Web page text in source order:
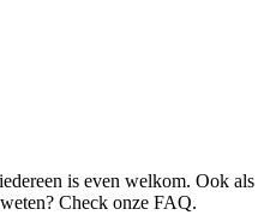
is even welkom. Ook als
Check onze FAQ.